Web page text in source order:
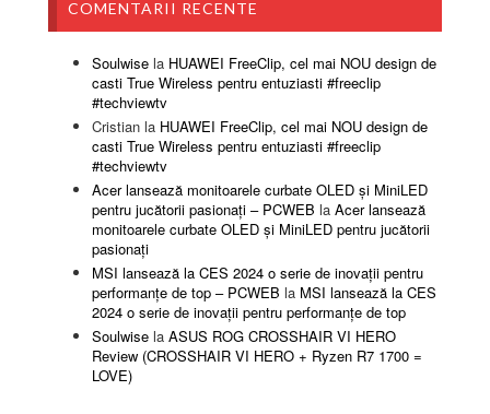
COMENTARII RECENTE
Soulwise la HUAWEI FreeClip, cel mai NOU design de
casti True Wireless pentru entuziasti #freeclip
#techviewtv
Cristian la HUAWEI FreeClip, cel mai NOU design de
casti True Wireless pentru entuziasti #freeclip
#techviewtv
Acer lansează monitoarele curbate OLED și MiniLED
pentru jucătorii pasionați – PCWEB la Acer lansează
monitoarele curbate OLED și MiniLED pentru jucătorii
pasionați
MSI lansează la CES 2024 o serie de inovații pentru
performanțe de top – PCWEB la MSI lansează la CES
2024 o serie de inovații pentru performanțe de top
Soulwise la ASUS ROG CROSSHAIR VI HERO
Review (CROSSHAIR VI HERO + Ryzen R7 1700 =
LOVE)